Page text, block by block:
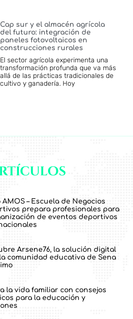
Cap sur y el almacén agrícola
del futuro: integración de
paneles fotovoltaicos en
construcciones rurales
El sector agrícola experimenta una
transformación profunda que va más
allá de las prácticas tradicionales de
cultivo y ganadería. Hoy
AMOS – Escuela de Negocios
prepara profesionales para
de eventos deportivos
Arsene76, la solución digital
comunidad educativa de Sena
la vida familiar con consejos
para la educación y